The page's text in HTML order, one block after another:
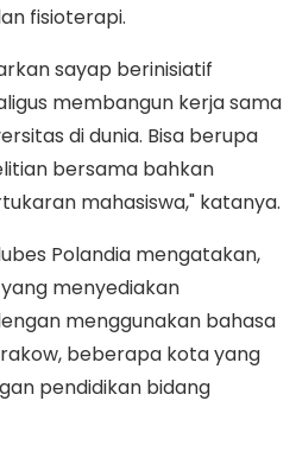
fisioterapi.
sayap berinisiatif
membangun kerja sama
di dunia. Bisa berupa
bersama bahkan
mahasiswa," katanya.
Polandia mengatakan,
menyediakan
menggunakan bahasa
beberapa kota yang
pendidikan bidang